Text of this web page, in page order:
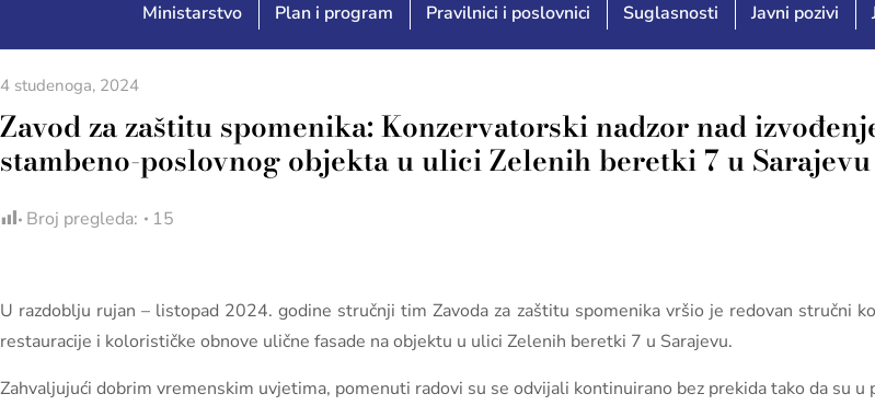
Ministarstvo Plan i program Pravilnici i poslovnici Suglasnosti Javni pozivi
4 studenoga, 2024
Zavod za zaštitu spomenika: Konzervatorski nadzor nad
stambeno-poslovnog objekta u ulici Zelenih beretki 7 u Sarajevu
Broj pregleda: 15
U razdoblju rujan – listopad 2024. godine stručnji tim Zavoda za zaštitu spomenika vršio je redovan stručni
restauracije i kolorističke obnove ulične fasade na objektu u ulici Zelenih beretki 7 u Sarajevu.
Zahvaljujući dobrim vremenskim uvjetima, pomenuti radovi su se odvijali kontinuirano bez prekida tako da su u